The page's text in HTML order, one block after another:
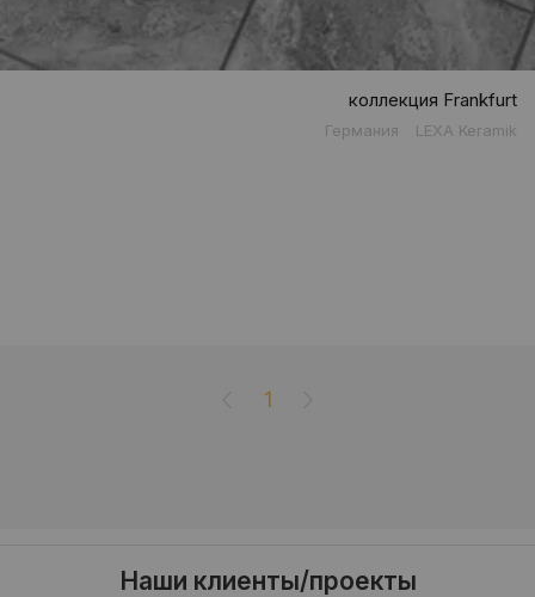
коллекция Frankfurt
Германия LEXA Keramik
1
Наши клиенты/проекты